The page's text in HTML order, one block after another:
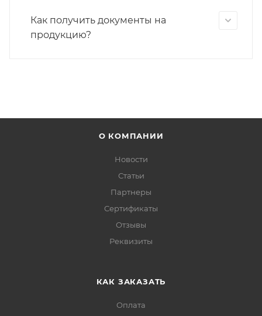
Как получить документы на
продукцию?
О КОМПАНИИ
Новости
Статьи
Партнеры
Сертификаты
Отзывы
Реквизиты
КАК ЗАКАЗАТЬ
Оплата